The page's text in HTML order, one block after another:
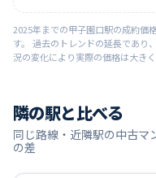
2025年までの甲子園口駅の成約価
す。 過去のトレンドの延長であり
況の変化により実際の価格は大き
隣の駅と比べる
同じ路線・近隣駅の中古マ
の差